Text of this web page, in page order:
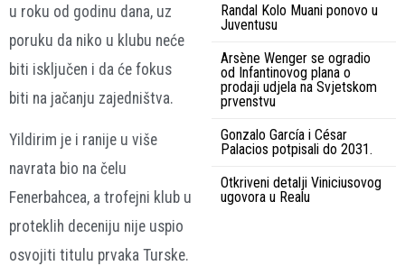
u roku od godinu dana, uz
poruku da niko u klubu neće
biti isključen i da će fokus
biti na jačanju zajedništva.
Yildirim je i ranije u više
navrata bio na čelu
Fenerbahcea, a trofejni klub u
proteklih deceniju nije uspio
osvojiti titulu prvaka Turske.
Randal Kolo Muani ponovo u
Juventusu
Arsène Wenger se ogradio
od Infantinovog plana o
prodaji udjela na Svjetskom
prvenstvu
Gonzalo García i César
Palacios potpisali do 2031.
Otkriveni detalji Viniciusovog
ugovora u Realu